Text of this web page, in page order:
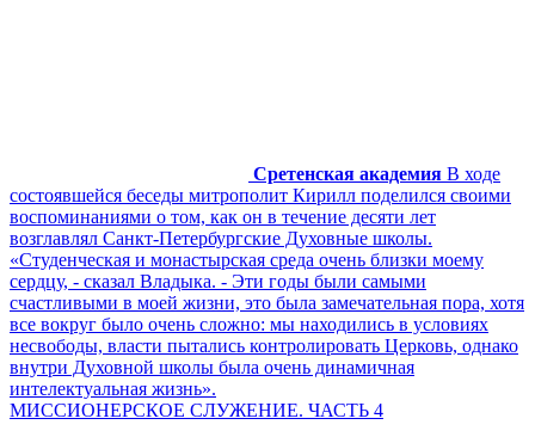
Сретенская академия В ходе
состоявшейся беседы митрополит Кирилл поделился своими
воспоминаниями о том, как он в течение десяти лет
возглавлял Санкт-Петербургские Духовные школы.
«Студенческая и монастырская среда очень близки моему
сердцу, - сказал Владыка. - Эти годы были самыми
счастливыми в моей жизни, это была замечательная пора, хотя
все вокруг было очень сложно: мы находились в условиях
несвободы, власти пытались контролировать Церковь, однако
внутри Духовной школы была очень динамичная
интелектуальная жизнь».
МИССИОНЕРСКОЕ СЛУЖЕНИЕ. ЧАСТЬ 4